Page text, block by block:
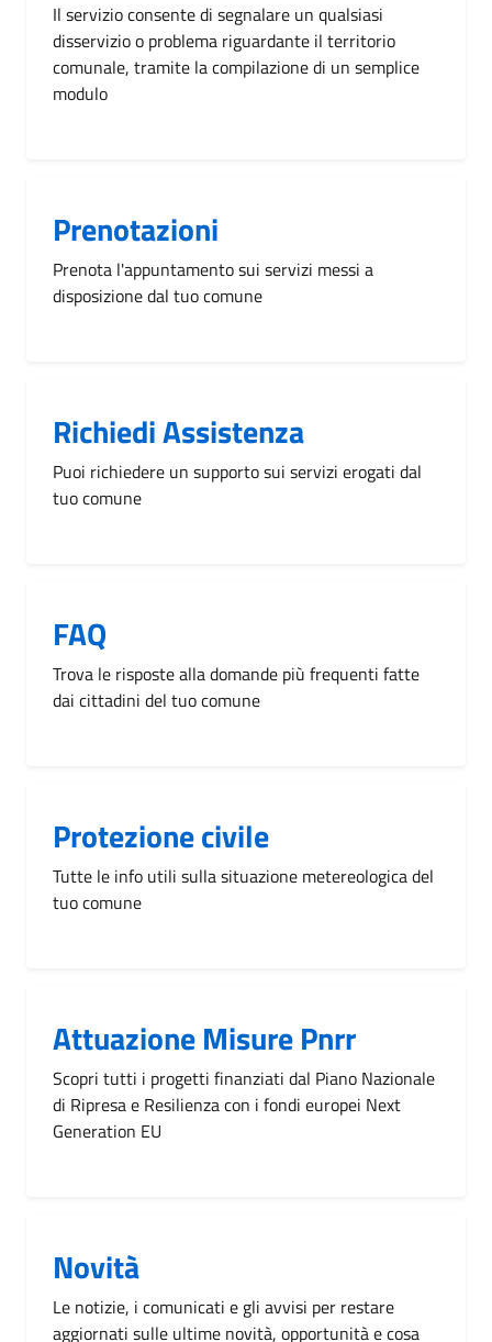
Il servizio consente di segnalare un qualsiasi
disservizio o problema riguardante il territorio
comunale, tramite la compilazione di un semplice
modulo
Prenotazioni
Prenota l'appuntamento sui servizi messi a
disposizione dal tuo comune
Richiedi Assistenza
Puoi richiedere un supporto sui servizi erogati dal
tuo comune
FAQ
Trova le risposte alla domande più frequenti fatte
dai cittadini del tuo comune
Protezione civile
Tutte le info utili sulla situazione metereologica del
tuo comune
Attuazione Misure Pnrr
Scopri tutti i progetti finanziati dal Piano Nazionale
di Ripresa e Resilienza con i fondi europei Next
Generation EU
Novità
Le notizie, i comunicati e gli avvisi per restare
aggiornati sulle ultime novità, opportunità e cosa